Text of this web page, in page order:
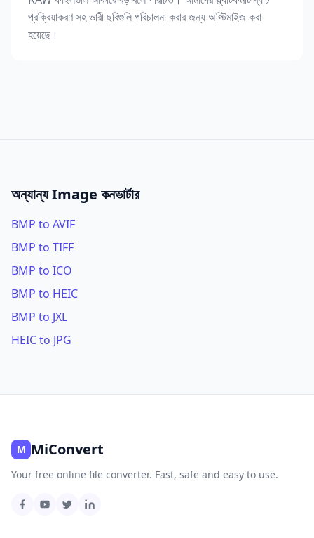
প্রক্রিয়াকরণ সহ ভারী ছবিগুলি পরিচালনা করার জন্য অপ্টিমাইজ করা
হয়েছে।
অন্যান্য Image কনভার্টার
BMP to AVIF
BMP to TIFF
BMP to ICO
BMP to HEIC
BMP to JXL
HEIC to JPG
M MiConvert
Your free online file converter. Fast, safe and easy to use.